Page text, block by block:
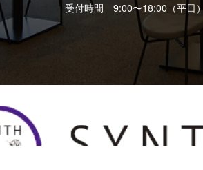
受付時間 9:00〜18:00（平日